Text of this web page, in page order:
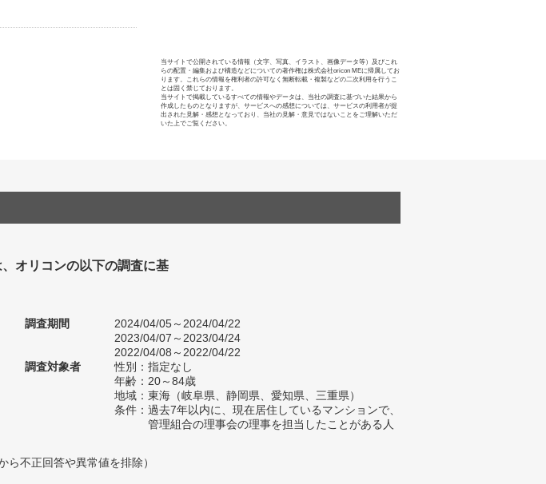
当サイトで公開されている情報（文字、写真、イラスト、画像データ等）及びこれ
らの配置・編集および構造などについての著作権は株式会社oricon MEに帰属してお
ります。これらの情報を権利者の許可なく無断転載・複製などの二次利用を行うこ
とは固く禁じております。
当サイトで掲載しているすべての情報やデータは、当社の調査に基づいた結果から
作成したものとなりますが、サービスへの感想については、サービスの利用者が提
出された見解・感想となっており、当社の見解・意見ではないことをご理解いただ
いた上でご覧ください。
オリコンの以下の調査に基
調査期間
2024/04/05～2024/04/22
2023/04/07～2023/04/24
2022/04/08～2022/04/22
調査対象者
性別：指定なし
年齢：20～84歳
地域：東海（岐阜県、静岡県、愛知県、三重県）
条件：過去7年以内に、現在居住しているマンションで、
管理組合の理事会の理事を担当したことがある人
不正回答や異常値を排除）